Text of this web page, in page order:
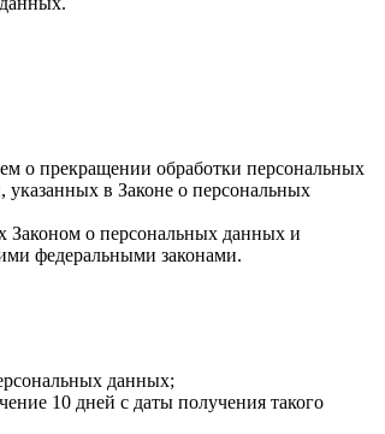
о прекращении обработки персональных
в Законе о персональных
Законом о персональных данных и
федеральными законами.
данных;
10 дней с даты получения такого